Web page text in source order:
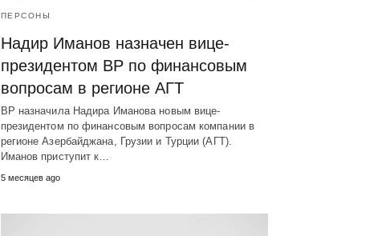
ПЕРСОНЫ
Надир Иманов назначен вице-
президентом BP по финансовым
вопросам в регионе АГТ
BP назначила Надира Иманова новым вице-
президентом по финансовым вопросам компании в
регионе Азербайджана, Грузии и Турции (АГТ).
Иманов приступит к…
5 месяцев ago